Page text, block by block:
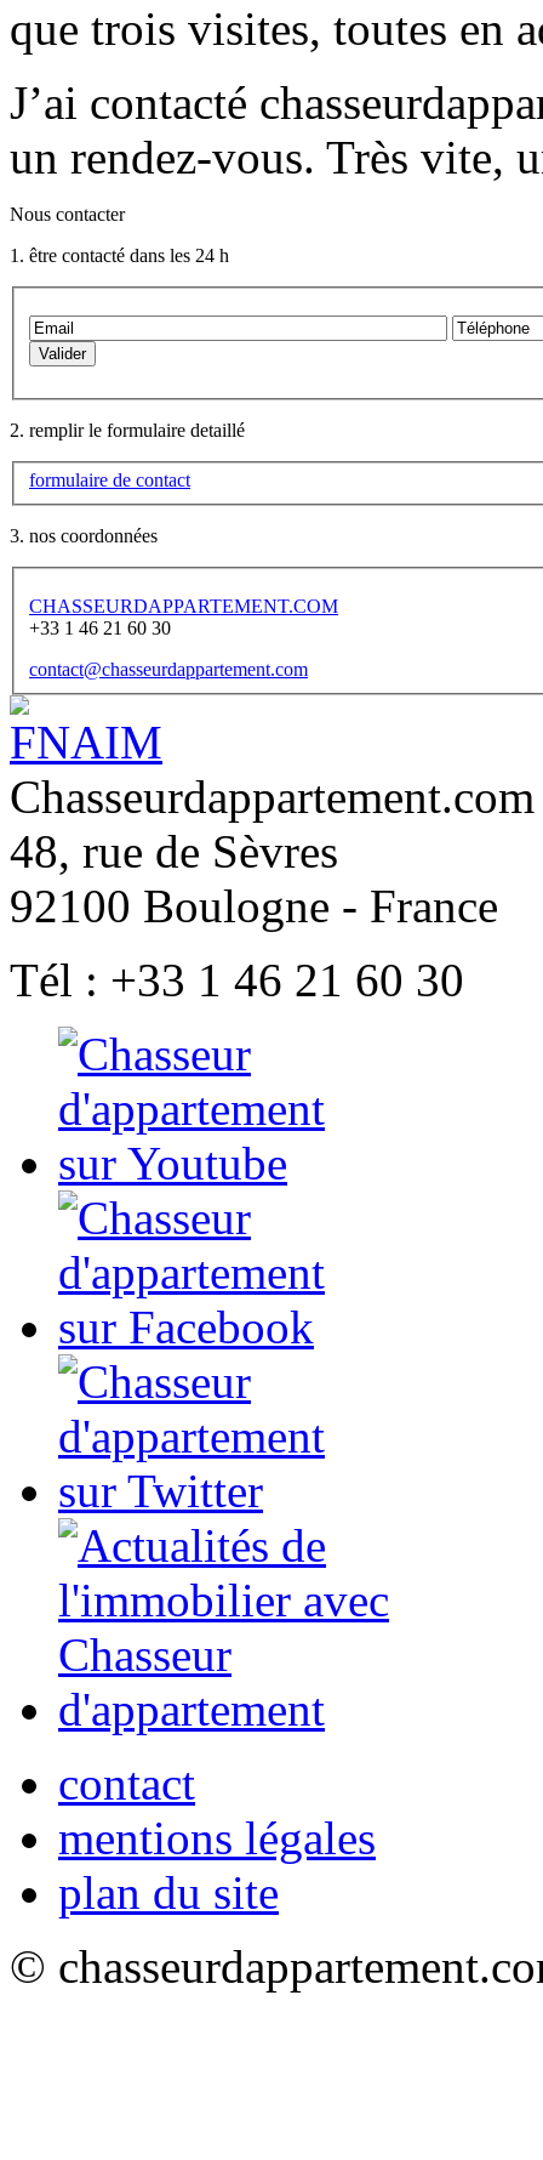
que trois visites, toutes en
J’ai contacté
un rendez-vous. Très vite,
Nous contacter
1. être contacté dans les 24 h
2. remplir le formulaire detaillé
formulaire de contact
3. nos coordonnées
CHASSEURDAPPARTEMENT.COM
+33 1 46 21 60 30
contact@chasseurdappartement.com
Chasseurdappartement.com
48, rue de Sèvres
92100 Boulogne - France
Tél : +33 1 46 21 60 30
contact
mentions légales
plan du site
©